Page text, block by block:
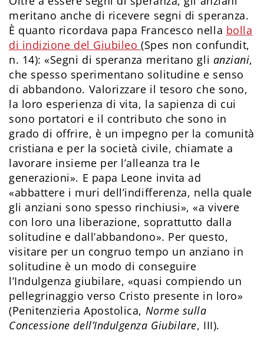
meritano anche di ricevere segni di speranza.
È quanto ricordava papa Francesco nella bolla
di indizione del Giubileo(Spes non confundit,
n. 14): «Segni di speranza meritano gli anziani,
che spesso sperimentano solitudine e senso
di abbandono. Valorizzare il tesoro che sono,
la loro esperienza di vita, la sapienza di cui
sono portatori e il contributo che sono in
grado di offrire, è un impegno per la comunità
cristiana e per la società civile, chiamate a
lavorare insieme per l’alleanza tra le
generazioni». E papa Leone invita ad
«abbattere i muri dell’indifferenza, nella quale
gli anziani sono spesso rinchiusi», «a vivere
con loro una liberazione, soprattutto dalla
solitudine e dall’abbandono». Per questo,
visitare per un congruo tempo un anziano in
solitudine è un modo di conseguire
l’Indulgenza giubilare, «quasi compiendo un
pellegrinaggio verso Cristo presente in loro»
(Penitenzieria Apostolica, Norme sulla
Concessione dell’Indulgenza Giubilare, III).